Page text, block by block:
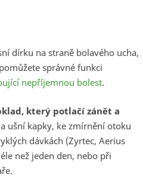
dírku na straně bolavého ucha,
správné funkci
nepříjemnou bolest.
který potlačí zánět a
ušní kapky, ke zmírnění otoku
dávkách (Zyrtec, Aerius
než jeden den, nebo při